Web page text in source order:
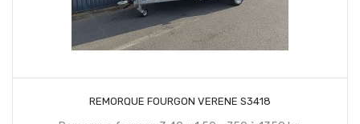
REMORQUE FOURGON VERENE S3418